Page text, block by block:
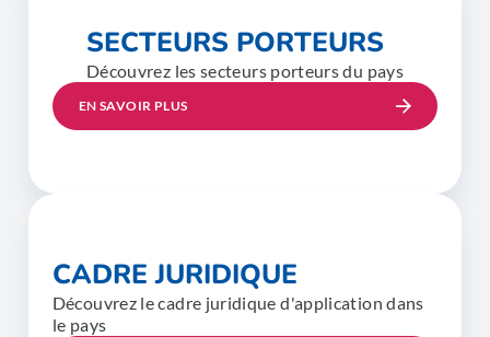
SECTEURS PORTEURS
Découvrez les secteurs porteurs du pays
EN SAVOIR PLUS
CADRE JURIDIQUE
Découvrez le cadre juridique d'application dans
le pays